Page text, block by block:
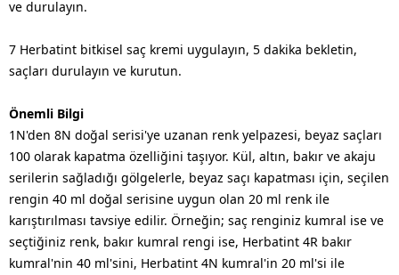
ve durulayın.
7 Herbatint bitkisel saç kremi uygulayın, 5 dakika bekletin,
saçları durulayın ve kurutun.
Önemli Bilgi
1N'den 8N doğal serisi'ye uzanan renk yelpazesi, beyaz saçları
100 olarak kapatma özelliğini taşıyor. Kül, altın, bakır ve akaju
serilerin sağladığı gölgelerle, beyaz saçı kapatması için, seçilen
rengin 40 ml doğal serisine uygun olan 20 ml renk ile
karıştırılması tavsiye edilir. Örneğin; saç renginiz kumral ise ve
seçtiğiniz renk, bakır kumral rengi ise, Herbatint 4R bakır
kumral'nin 40 ml'sini, Herbatint 4N kumral'in 20 ml'si ile